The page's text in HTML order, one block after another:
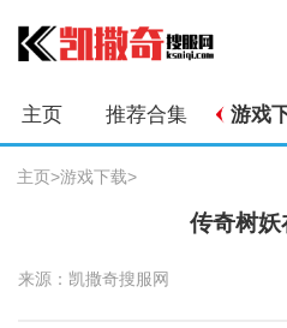
主页 推荐合集 游戏
主页>游戏下载>
传奇树妖
来源：凯撒奇搜服网